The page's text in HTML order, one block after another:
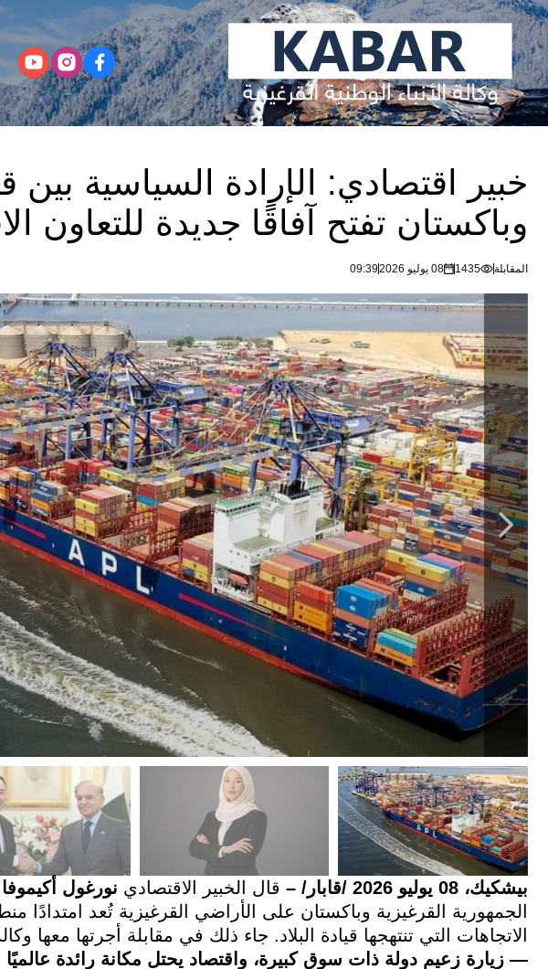
خبير اقتصادي: الإرادة السياسية بين
وباكستان تفتح آفاقًا جديدة للتعاون
المقابلة 1435 08 يوليو 2026 09:39
بيشكيك، 08 يوليو 2026 /قابار/ – قال الخبير الاقتصادي نورغول أكيموفا
الجمهورية القرغيزية وباكستان على الأراضي القرغيزية تُعد امتدادًا
الاتجاهات التي تنتهجها قيادة البلاد. جاء ذلك في مقابلة أجرتها معها
— زيارة زعيم دولة ذات سوق كبيرة، واقتصاد يحتل مكانة رائدة